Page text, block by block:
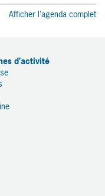
Afficher l'agenda complet
d'activité